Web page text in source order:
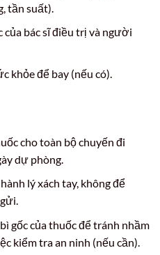
tần suất).
của bác sĩ điều trị và người
khỏe để bay (nếu có).
cho toàn bộ chuyến đi
dự phòng.
lý xách tay, không để
gốc của thuốc để tránh nhầm
kiểm tra an ninh (nếu cần).